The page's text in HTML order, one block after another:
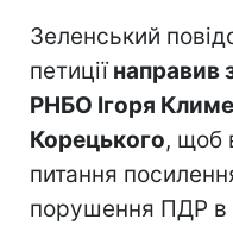
Зеленський
петиціїнаправив
РНБО Ігоря
Корецького, щоб
питання
порушення ПДР в